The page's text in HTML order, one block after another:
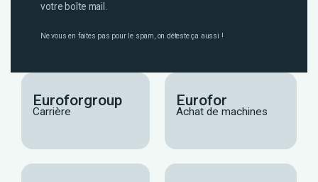
votre boîte mail.
Ne vous en faites pas pour le spam, on déteste ça aussi !
Euroforgroup
Carrière
Eurofor
Achat de machines